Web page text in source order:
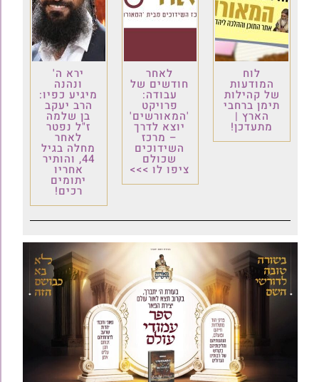
לוח
המודעות
של קהילות
תימן ברחבי
הארץ |
מתעדכן!
לאחר
חודשים של
עבודה:
פרויקט
'המאורשים'
יוצא לדרך
– מרכז
השידוכים
שכולם
ציפו לו >>>
ירא ה'
ונהנה
מיגיע כפיו:
הרב יעקב
בן שלמה
ז"ל נפטר
לאחר
מחלה בגיל
44, והותיר
אחריו
יתומים
רכים!